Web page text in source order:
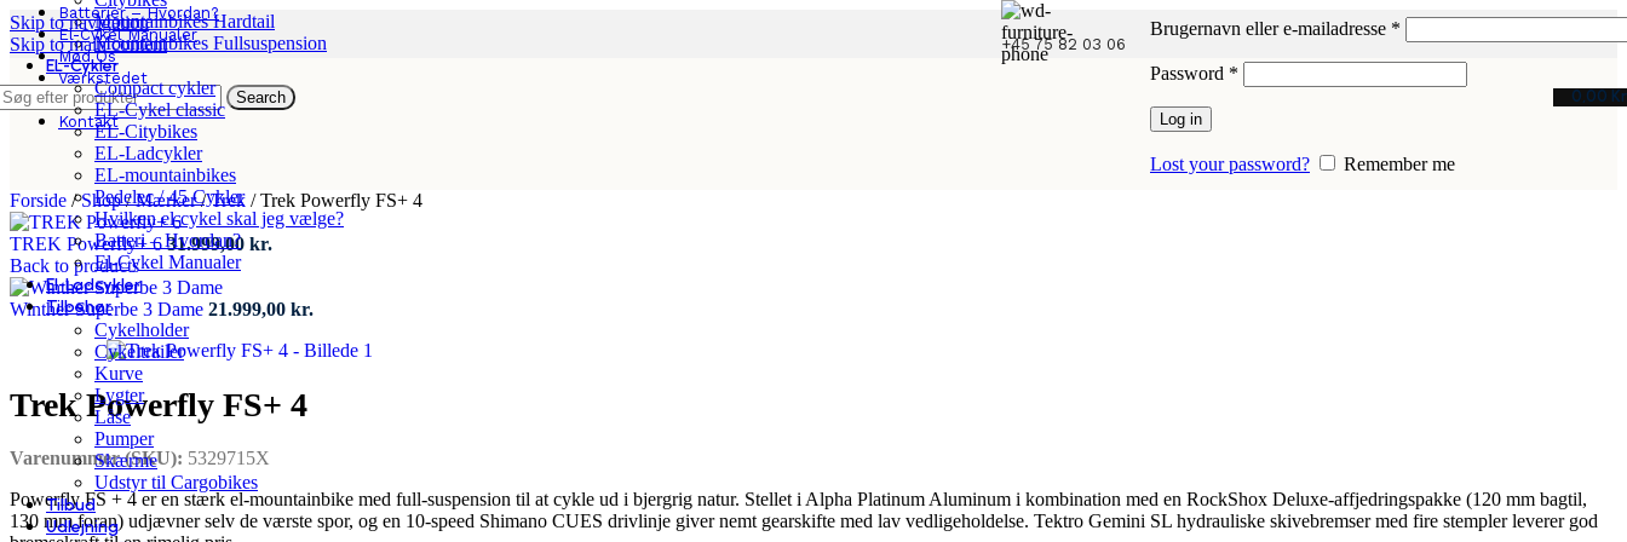
Skip to navigation
Skip to main content
Batterier – Hvordan?
El-Cykel Manualer
Mød Os
Værkstedet
App
Kontakt
+45 75 82 03 06
Brugernavn eller e-mailadresse *
Password *
Log in
Lost your password? Remember me
Search 0,00
Mountainbikes Hardtail
Mountainbikes Fullsuspension
EL-Cykler
Compact cykler
EL-Cykel classic
EL-Citybikes
EL-Ladcykler
EL-mountainbikes
Pedelec / 45 Cykler
Hvilken el-cykel skal jeg vælge?
Batteri – Hvordan?
El-Cykel Manualer
El-Ladcykler
Tilbehør
Cykelholder
Cykeltrailer
Kurve
Lygter
Låse
Pumper
Skærme
Udstyr til Cargobikes
Tilbud
Udlejning
Forside / Shop/ Mærker/ Trek / Trek Powerfly FS+ 4
TREK Powerfly+ 631.999,00 kr.
Back to products
Winther Superbe 3 Dame 21.999,00 kr.
Trek Powerfly FS+ 4
Varenummer (SKU): 5329715X
Powerfly FS + 4 er en stærk el-mountainbike med full-suspension til at cykle ud i bjergrig natur. Stellet i Alpha Platinum Aluminum i kombination med en RockShox Deluxe-affjedringspakke (120 mm bagtil,
130 mm foran) udjævner selv de værste spor, og en 10-speed Shimano CUES drivlinje giver nemt gearskifte med lav vedligeholdelse. Tektro Gemini SL hydrauliske skivebremser med fire stempler leverer god